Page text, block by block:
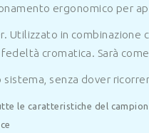
ergonomico per
Utilizzato in
cromatica. Sarà
sistema, senza dover
le caratteristiche del